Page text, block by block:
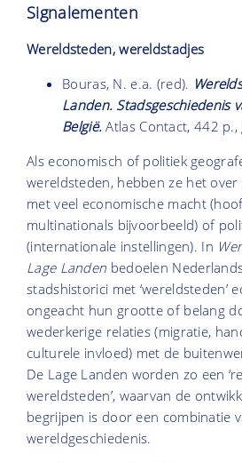
Signalementen
Wereldsteden, wereldstadjes
Bouras, N. e.a. (red).
Landen. Stadsgeschiedenis
België.Atlas Contact, 442
Als economisch of politiek
wereldsteden, hebben ze het
met veel economische macht
multinationals bijvoorbeeld) of
(internationale instellingen). In
Lage Landen bedoelen
stadshistorici met ‘wereldsteden’
ongeacht hun grootte of belang
wederkerige relaties (migratie,
culturele invloed) met de
De Lage Landen worden zo een
wereldsteden’, waarvan de
begrijpen is door een combinatie
wereldgeschiedenis.